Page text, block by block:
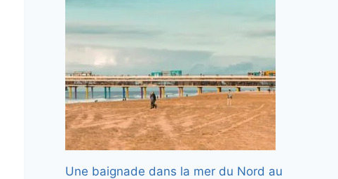
Une baignade dans la mer du Nord au